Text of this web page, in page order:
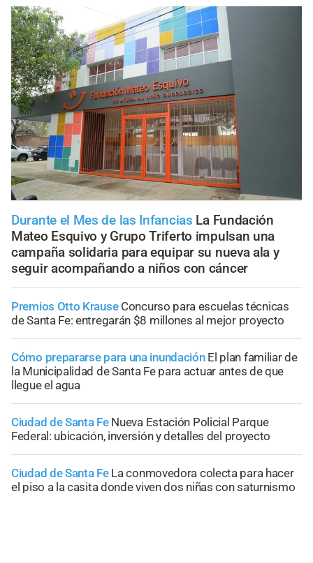
Durante el Mes de las Infancias La Fundación
Mateo Esquivo y Grupo Triferto impulsan una
campaña solidaria para equipar su nueva ala y
seguir acompañando a niños con cáncer
Premios Otto Krause Concurso para escuelas técnicas
de Santa Fe: entregarán $8 millones al mejor proyecto
Cómo prepararse para una inundación El plan familiar de
la Municipalidad de Santa Fe para actuar antes de que
llegue el agua
Ciudad de Santa Fe Nueva Estación Policial Parque
Federal: ubicación, inversión y detalles del proyecto
Ciudad de Santa Fe La conmovedora colecta para hacer
el piso a la casita donde viven dos niñas con saturnismo